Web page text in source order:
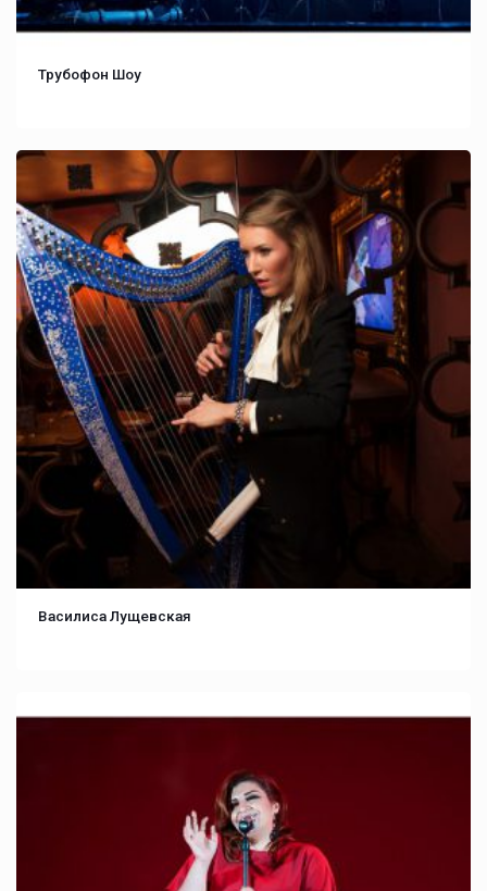
Трубофон Шоу
Василиса Лущевская